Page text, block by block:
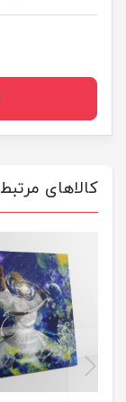
کالاهای مرتبط
previus